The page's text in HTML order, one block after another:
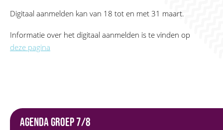
Digitaal aanmelden kan van 18 tot en met 31 maart.
Informatie over het digitaal aanmelden is te vinden op
deze pagina
Agenda groep 7/8